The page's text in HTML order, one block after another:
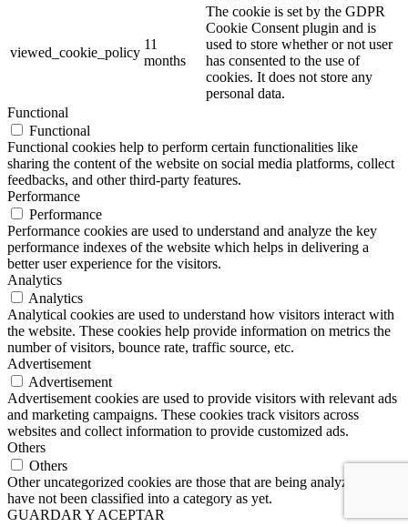
viewed_cookie_policy
11
months
The cookie is set by the GDPR
Cookie Consent plugin and is
used to store whether or not user
has consented to the use of
cookies. It does not store any
personal data.
Functional
Functional
Functional cookies help to perform certain functionalities like
sharing the content of the website on social media platforms, collect
feedbacks, and other third-party features.
Performance
Performance
Performance cookies are used to understand and analyze the key
performance indexes of the website which helps in delivering a
better user experience for the visitors.
Analytics
Analytics
Analytical cookies are used to understand how visitors interact with
the website. These cookies help provide information on metrics the
number of visitors, bounce rate, traffic source, etc.
Advertisement
Advertisement
Advertisement cookies are used to provide visitors with relevant ads
and marketing campaigns. These cookies track visitors across
websites and collect information to provide customized ads.
Others
Others
Other uncategorized cookies are those that are being analyzed and
have not been classified into a category as yet.
GUARDAR Y ACEPTAR